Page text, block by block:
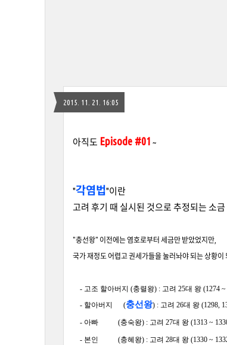
2015. 11. 21. 16:05
아직도 Episode #01 ~
"각염법"이란
고려 후기 때 실시된 것으로 추정되는 소
"충선왕" 이전에는 염호로부터 세금만 받았었지만,
국가 재정도 어렵고 권세가들을 눌러놔야 되는 상황
- 고조 할아버지 (충렬왕) : 고려 25대 왕 (1274 ~
- 할아버지 (충선왕) : 고려 26대 왕 (1298,
- 아빠 (충숙왕) : 고려 27대 왕 (1313 ~
- 본인 (충혜왕) : 고려 28대 왕 (1330 ~